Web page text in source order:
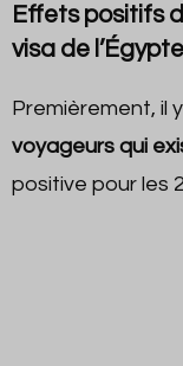
Effets positifs
visa de l’Égypte
Premièrement, il
voyageurs qui
positive pour les